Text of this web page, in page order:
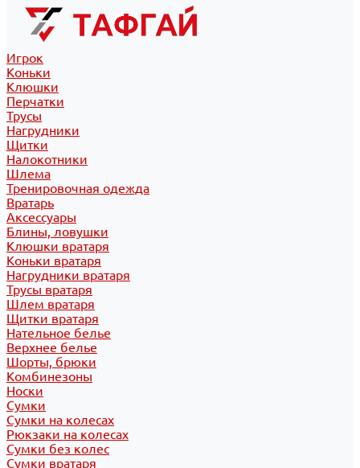
Игрок
Коньки
Клюшки
Перчатки
Трусы
Нагрудники
Щитки
Налокотники
Шлема
Тренировочная одежда
Вратарь
Аксессуары
Блины, ловушки
Клюшки вратаря
Коньки вратаря
Нагрудники вратаря
Трусы вратаря
Шлем вратаря
Щитки вратаря
Нательное белье
Верхнее белье
Шорты, брюки
Комбинезоны
Носки
Сумки
Сумки на колесах
Рюкзаки на колесах
Сумки без колес
Сумки вратаря